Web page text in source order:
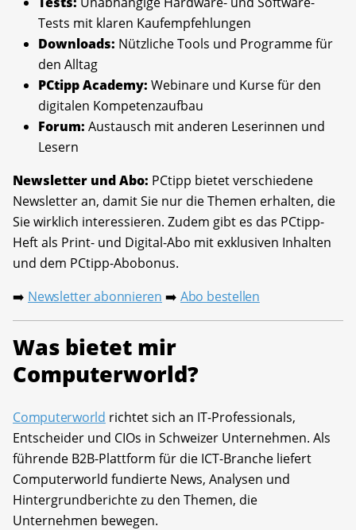
Tests mit klaren Kaufempfehlungen
Downloads: Nützliche Tools und Programme für
den Alltag
PCtipp Academy: Webinare und Kurse für den
digitalen Kompetenzaufbau
Forum: Austausch mit anderen Leserinnen und
Lesern
Newsletter und Abo: PCtipp bietet verschiedene
Newsletter an, damit Sie nur die Themen erhalten, die
Sie wirklich interessieren. Zudem gibt es das PCtipp-
Heft als Print- und Digital-Abo mit exklusiven Inhalten
und dem PCtipp-Abobonus.
➡️ Newsletter abonnieren ➡️ Abo bestellen
Was bietet mir
Computerworld?
Computerworld richtet sich an IT-Professionals,
Entscheider und CIOs in Schweizer Unternehmen. Als
führende B2B-Plattform für die ICT-Branche liefert
Computerworld fundierte News, Analysen und
Hintergrundberichte zu den Themen, die
Unternehmen bewegen.